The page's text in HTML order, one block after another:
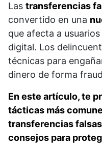
Las transferencias
convertido en una
que afecta a
digital. Los
técnicas para
dinero de forma
En este artículo, te
tácticas más
transferencias
consejos para